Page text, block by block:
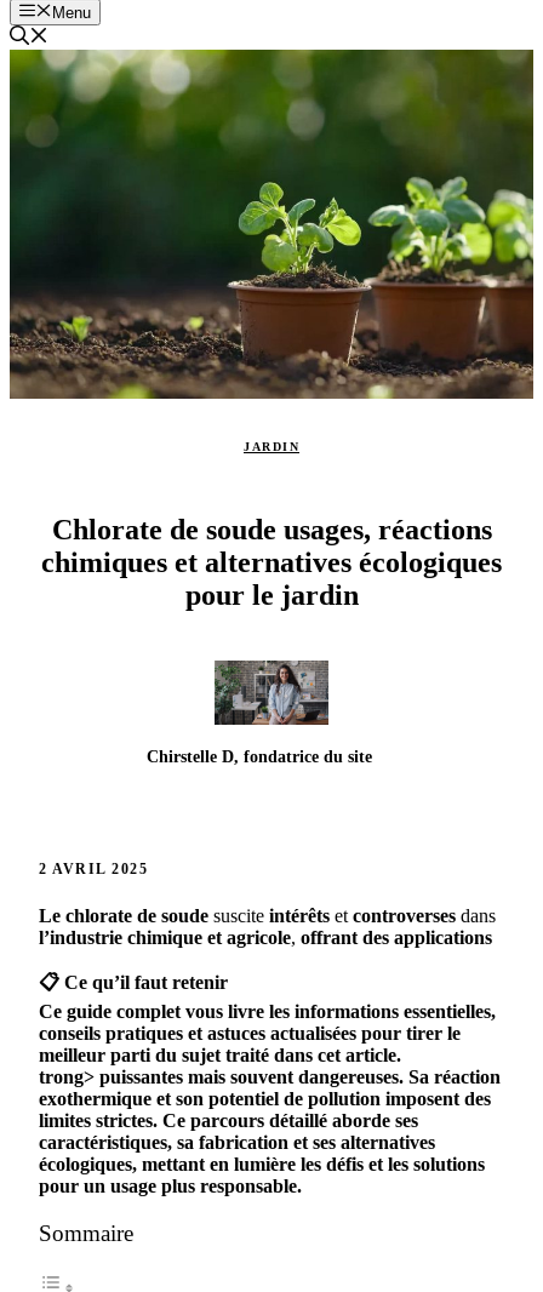
Menu
JARDIN
Chlorate de soude usages, réactions
chimiques et alternatives écologiques
pour le jardin
Chirstelle D, fondatrice du site
2 AVRIL 2025
Le chlorate de soude suscite intérêts et controverses dans
l’industrie chimique et agricole, offrant des applications
📋 Ce qu’il faut retenir
Ce guide complet vous livre les informations essentielles,
conseils pratiques et astuces actualisées pour tirer le
meilleur parti du sujet traité dans cet article.
trong> puissantes mais souvent dangereuses. Sa réaction
exothermique et son potentiel de pollution imposent des
limites strictes. Ce parcours détaillé aborde ses
caractéristiques, sa fabrication et ses alternatives
écologiques, mettant en lumière les défis et les solutions
pour un usage plus responsable.
Sommaire